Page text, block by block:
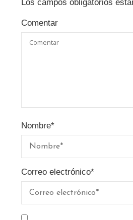
Los campos obligatorios
Comentar
Nombre*
Correo electrónico*